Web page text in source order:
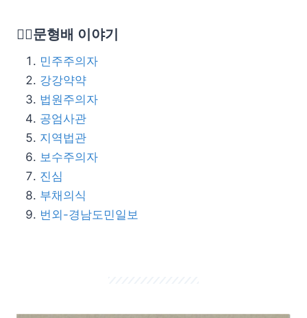
👨‍⚖️문형배 이야기
민주주의자
강강약약
법원주의자
공엄사관
지역법관
보수주의자
진심
부채의식
번외-경남도민일보